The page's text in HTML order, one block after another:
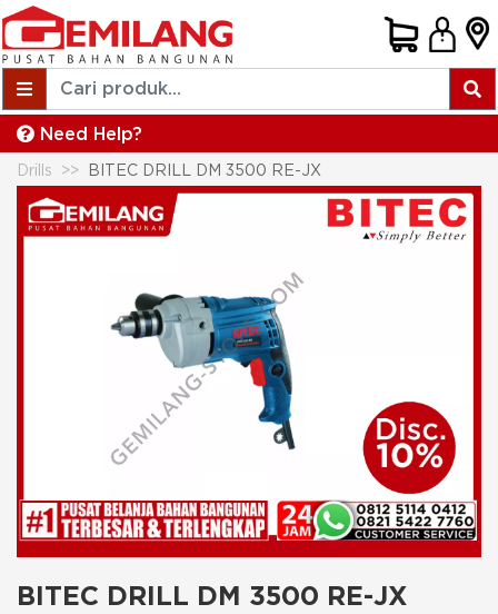
Need Help?
Drills BITEC DRILL DM 3500 RE-JX
BITEC DRILL DM 3500 RE-JX